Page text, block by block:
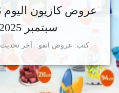
سبتمبر 2025 أوفر سعر
كتب عروض انفو آخر تحديث